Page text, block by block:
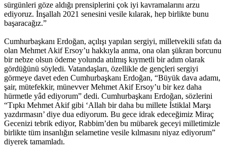
sürgünleri göze aldığı prensiplerini çok iyi kavramalarını arzu
ediyoruz. İnşallah 2021 senesini vesile kılarak, hep birlikte bunu
başaracağız.”
Cumhurbaşkanı Erdoğan, açılışı yapılan sergiyi, milletvekili sıfatı da
olan Mehmet Akif Ersoy’u hakkıyla anma, ona olan şükran borcunu
bir nebze olsun ödeme yolunda atılmış kıymetli bir adım olarak
gördüğünü söyledi. Vatandaşları, özellikle de gençleri sergiyi
görmeye davet eden Cumhurbaşkanı Erdoğan, “Büyük dava adamı,
şair, mütefekkir, münevver Mehmet Akif Ersoy’u bir kez daha
hürmetle yâd ediyorum” dedi. Cumhurbaşkanı Erdoğan, sözlerini
“Tıpkı Mehmet Akif gibi ‘Allah bir daha bu millete İstiklal Marşı
yazdırmasın’ diye dua ediyorum. Bu gece idrak edeceğimiz Miraç
Gecenizi tebrik ediyor, Rabbim’den bu mübarek geceyi milletimizle
birlikte tüm insanlığın selametine vesile kılmasını niyaz ediyorum”
diyerek tamamladı.